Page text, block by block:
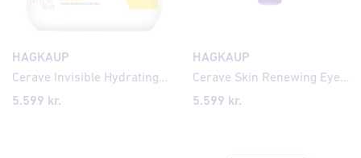
HAGKAUP
Cerave Invisible Hydrating Fluid Sunscreen SPF50 50ml
5.599 kr.
HAGKAUP
Cerave Skin Renewing Eye Cream 15ml
5.599 kr.